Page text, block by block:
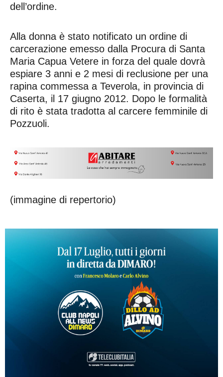
dell’ordine.
Alla donna è stato notificato un ordine di
carcerazione emesso dalla Procura di Santa
Maria Capua Vetere in forza del quale dovrà
espiare 3 anni e 2 mesi di reclusione per una
rapina commessa a Teverola, in provincia di
Caserta, il 17 giugno 2012. Dopo le formalità
di rito è stata tradotta al carcere femminile di
Pozzuoli.
(immagine di repertorio)